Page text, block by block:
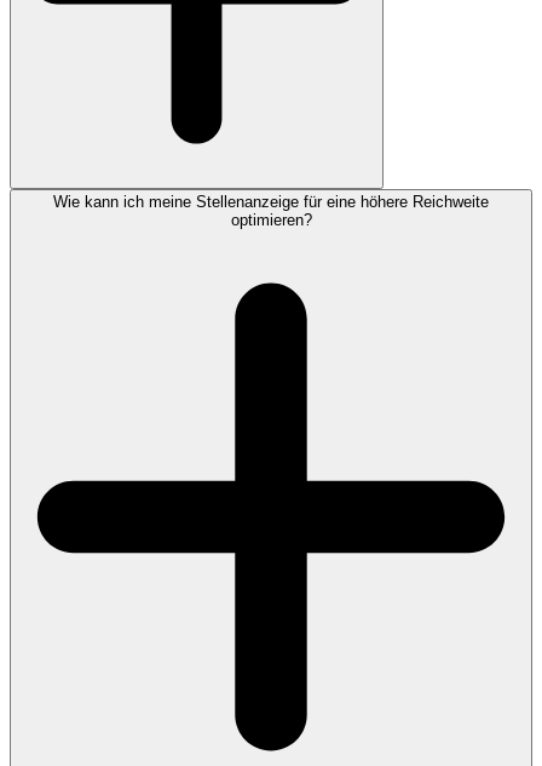
Wie kann ich meine Stellenanzeige für eine höhere Reichweite
optimieren?